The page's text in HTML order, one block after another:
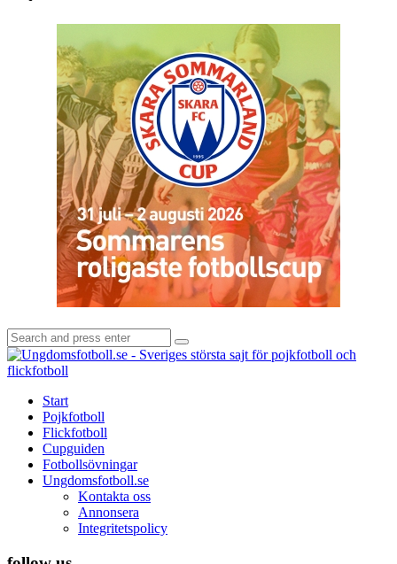
Search
for:
Search
Start
Pojkfotboll
Flickfotboll
Cupguiden
Fotbollsövningar
Ungdomsfotboll.se
Kontakta oss
Annonsera
Integritetspolicy